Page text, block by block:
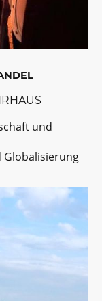
und
Globalisierung